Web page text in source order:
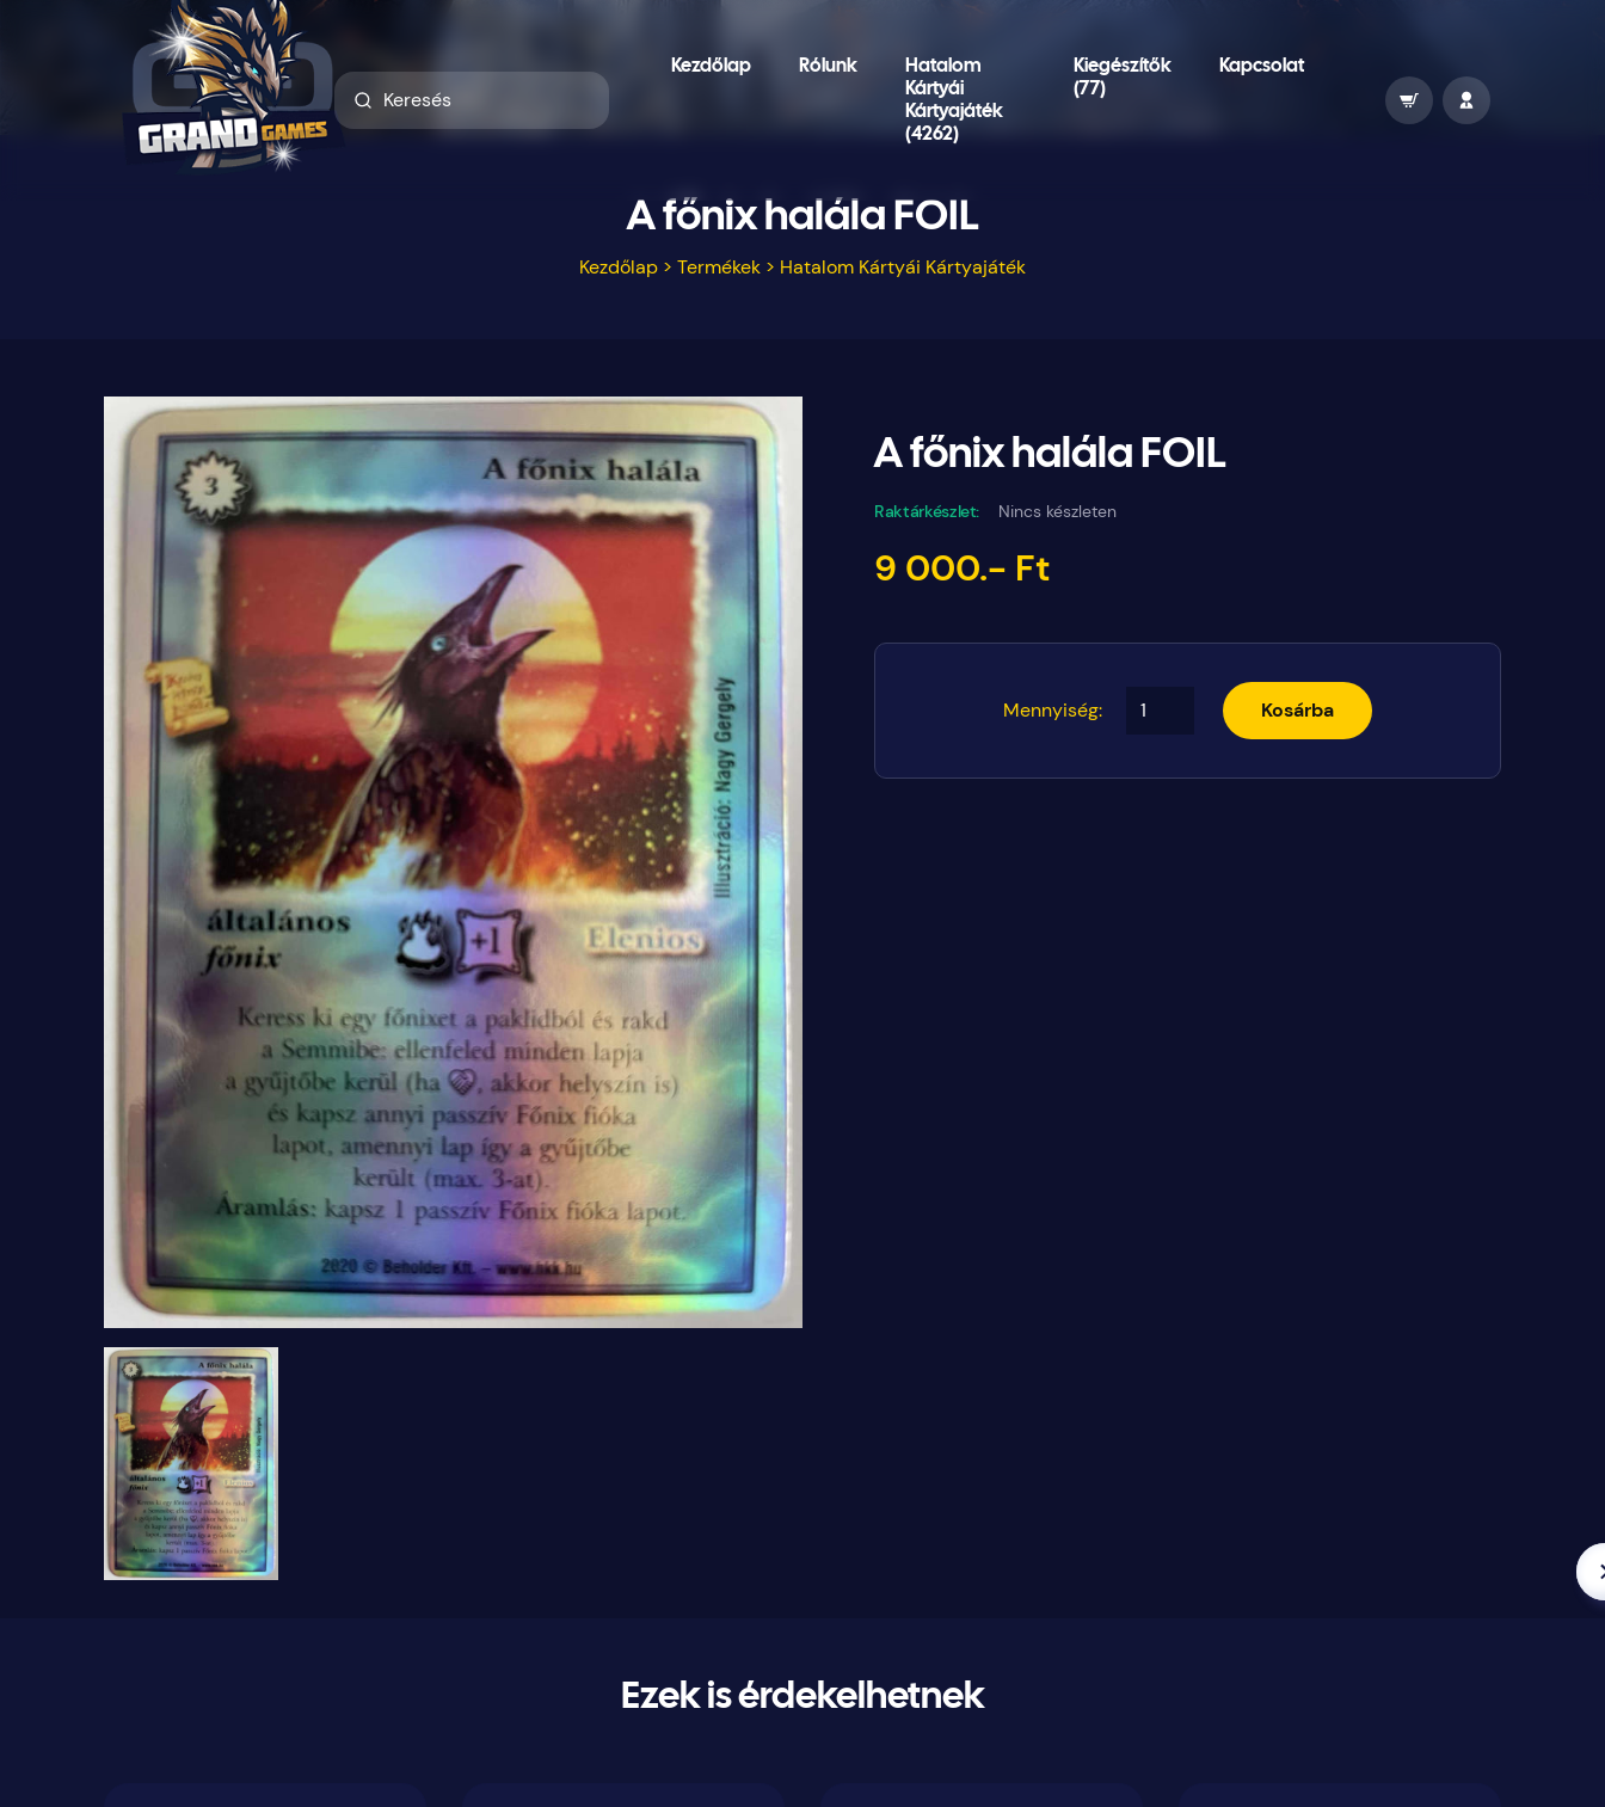
Kezdőlap Rólunk
Hatalom
Kártyái
Kártyajáték
(4262)
Kiegészítők
(77)
Kapcsolat
A főnix halála FOIL
Kezdőlap > Termékek > Hatalom Kártyái Kártyajáték
A főnix halála FOIL
Raktárkészlet: Nincs készleten
9 000.- Ft
Mennyiség: Kosárba
Ezek is érdekelhetnek